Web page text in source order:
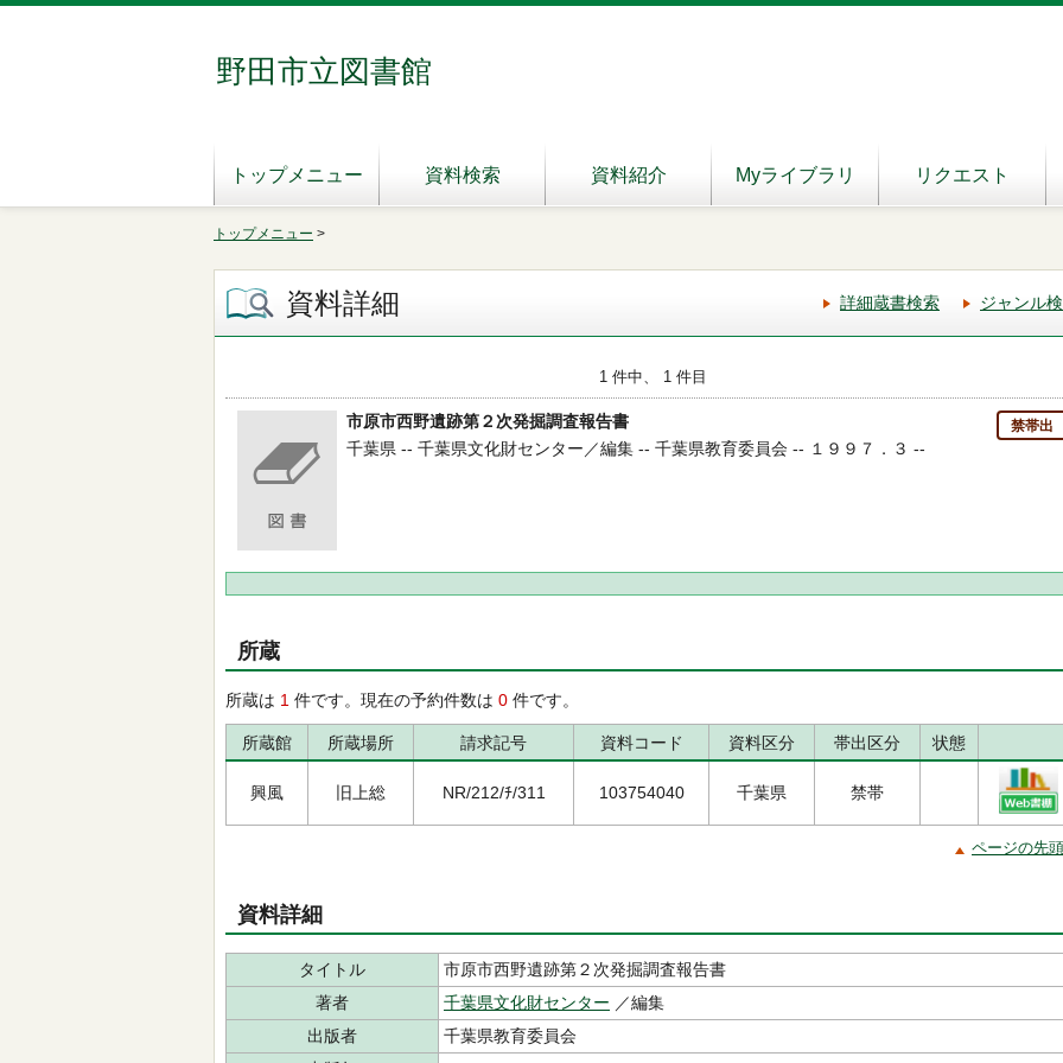
野田市立図書館
トップメニュー 資料検索 資料紹介 Myライブラリ リクエスト
トップメニュー >
資料詳細 詳細蔵書検索 ジャンル
1 件中、 1 件目
市原市西野遺跡第２次発掘調査報告書 禁帯出
千葉県 -- 千葉県文化財センター／編集 -- 千葉県教育委員会 -- １９９７．３ --
所蔵
所蔵は 1 件です。現在の予約件数は 0 件です。
所蔵館 所蔵場所 請求記号 資料コード 資料区分 帯出区分 状態
興風 旧上総 NR/212/ﾁ/311 103754040 千葉県 禁帯
ページの先
資料詳細
タイトル
市原市西野遺跡第２次発掘調査報告書
著者
千葉県文化財センター ／編集
出版者
千葉県教育委員会